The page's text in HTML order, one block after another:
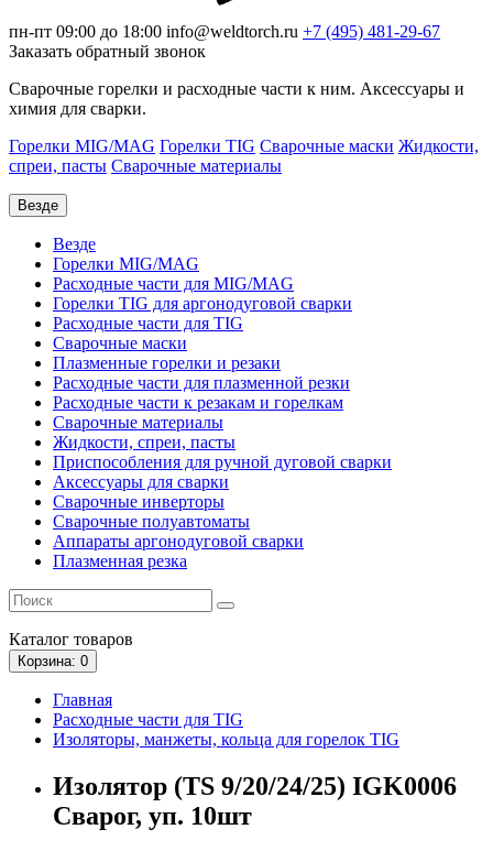
пн-пт 09:00 до 18:00 info@weldtorch.ru +7 (495) 481-29-67
Заказать обратный звонок
Сварочные горелки и расходные части к ним. Аксессуары и
химия для сварки.
Горелки MIG/MAG Горелки TIG Сварочные маски Жидкости,
спреи, пасты Сварочные материалы
Везде
Везде
Горелки MIG/MAG
Расходные части для MIG/MAG
Горелки TIG для аргонодуговой сварки
Расходные части для TIG
Сварочные маски
Плазменные горелки и резаки
Расходные части для плазменной резки
Расходные части к резакам и горелкам
Сварочные материалы
Жидкости, спреи, пасты
Приспособления для ручной дуговой сварки
Аксессуары для сварки
Сварочные инверторы
Сварочные полуавтоматы
Аппараты аргонодуговой сварки
Плазменная резка
Каталог товаров
Корзина: 0
Главная
Расходные части для TIG
Изоляторы, манжеты, кольца для горелок TIG
Изолятор (TS 9/20/24/25) IGK0006
Сварог, уп. 10шт